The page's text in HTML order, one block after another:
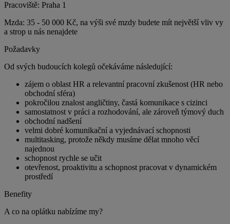
Pracoviště: Praha 1
Mzda: 35 - 50 000 Kč, na výši své mzdy budete mít největší vliv vy
a strop u nás nenajdete
Požadavky
Od svých budoucích kolegů očekáváme následující:
zájem o oblast HR a relevantní pracovní zkušenost (HR nebo
obchodní sféra)
pokročilou znalost angličtiny, častá komunikace s cizinci
samostatnost v práci a rozhodování, ale zároveň týmový duch
obchodní nadšení
velmi dobré komunikační a vyjednávací schopnosti
multitasking, protože někdy musíme dělat mnoho věcí
najednou
schopnost rychle se učit
otevřenost, proaktivitu a schopnost pracovat v dynamickém
prostředí
Benefity
A co na oplátku nabízíme my?